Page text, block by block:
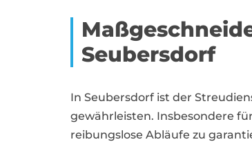
Seubersdorf
In Seubersdorf ist der
gewährleisten. Insbesondere
reibungslose Abläufe zu